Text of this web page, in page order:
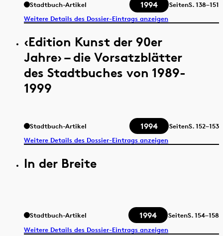
Stadtbuch-Artikel 1994 SeitenS.138–151
Weitere Details des Dossier-Eintrags anzeigen
‹Edition Kunst der 90er
Jahre› – die Vorsatzblätter
des Stadtbuches von 1989-
1999
Stadtbuch-Artikel 1994 SeitenS.152–153
Weitere Details des Dossier-Eintrags anzeigen
In der Breite
Stadtbuch-Artikel 1994 SeitenS.154–158
Weitere Details des Dossier-Eintrags anzeigen